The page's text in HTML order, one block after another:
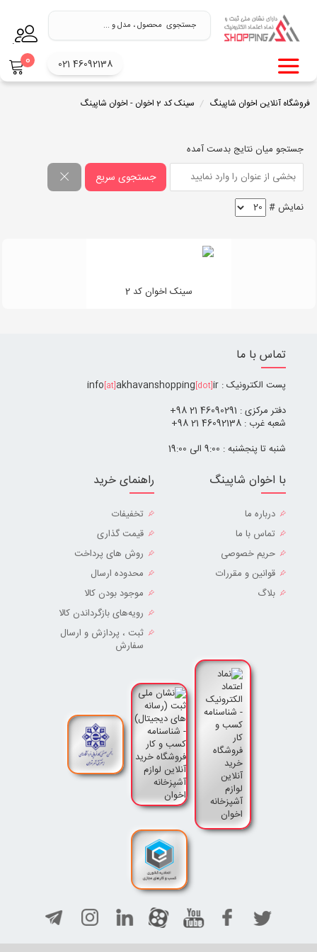
.
0 021 46092138
فروشگاه آنلاین اخوان شاپینگ سینک کد 2 اخوان - اخوان شاپینگ
جستجو میان نتایج بدست آمده
جستجوی سریع
نمایش #
سینک اخوان کد 2
تماس با ما
پست الکترونیک : info [at]akhavanshopping[dot]ir
دفتر مرکزی : 46090291 21 98+
شعبه غرب : 46092138 21 98+
شنبه تا پنجشنبه : 9:00 الی 19:00
راهنمای خرید
تخفیفات
قیمت گذاری
روش های پرداخت
محدوده ارسال
موجود بودن کالا
رویه‌های بازگرداندن کالا
ثبت ، پردازش و ارسال
سفارش
با اخوان شاپینگ
درباره ما
تماس با ما
حریم خصوصی
قوانین و مقررات
بلاگ